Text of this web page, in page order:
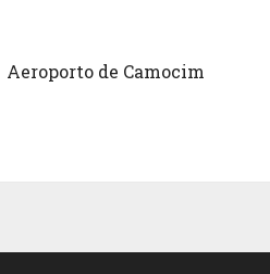
Aeroporto de Camocim